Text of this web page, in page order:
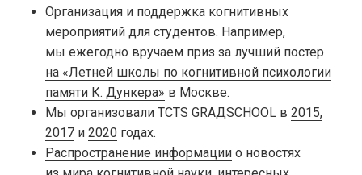
Организация и поддержка когнитивных
мероприятий для студентов. Например,
мы ежегодно вручаем приз за лучший постер
на «Летней школы по когнитивной психологии
памяти К. Дункера» в Москве.
Мы организовали TCTS GRАДSCHOOL в 2015,
2017и 2020годах.
Распространение информациио новостях